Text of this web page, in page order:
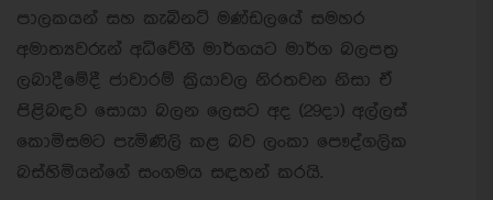
පාලකයන් සහ කැබිනට් මණ්ඩලයේ සමහර
අමාත්‍යවරුන් අධිවේගී මාර්ගයට මාර්ග බලපත්‍ර
ලබාදීමේදී ජාවාරම් ක්‍රියාවල නිරතවන නිසා ඒ
පිළිබඳව සොයා බලන ලෙසට අද (29දා) අල්ලස්
කොමිසමට පැමිණිලි කළ බව ලංකා පෞද්ගලික
බස්හිමියන්ගේ සංගමය සඳහන් කරයි.